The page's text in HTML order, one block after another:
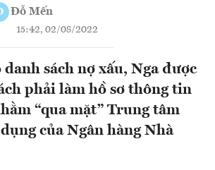
Đỗ Mến
15:42, 02/08/2022
sách nợ xấu, Nga được
phải làm hồ sơ thông tin
“qua mặt” Trung tâm
của Ngân hàng Nhà